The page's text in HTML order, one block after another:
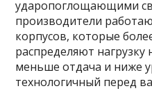
ударопоглощающими
производители
корпусов, которые
распределяют
меньше отдача и ниже
технологичный перед